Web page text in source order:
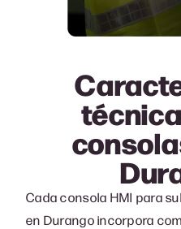
Cada consola HMI para
en Durango incorpora